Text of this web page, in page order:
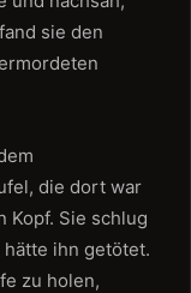
sie den
die dort war
Kopf. Sie schlug
ihn getötet.
zu holen,